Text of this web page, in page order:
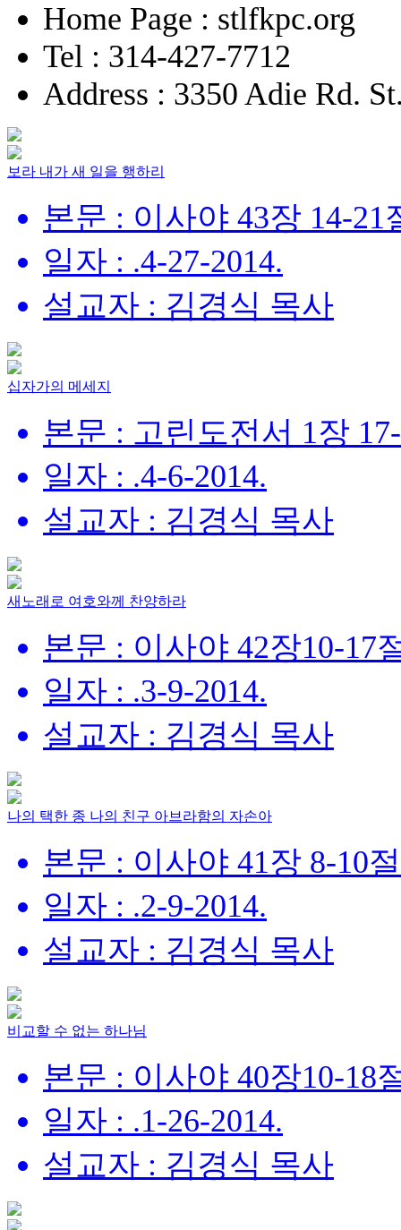
Home Page : stlfkpc.org
Tel : 314-427-7712
Address : 3350 Adie Rd.
보라 내가 새 일을 행하리
본문 : 이사야 43장 14-21
일자 : .4-27-2014.
설교자 : 김경식 목사
십자가의 메세지
본문 : 고린도전서 1장
일자 : .4-6-2014.
설교자 : 김경식 목사
새노래로 여호와께 찬양하라
본문 : 이사야 42장10-17
일자 : .3-9-2014.
설교자 : 김경식 목사
나의 택한 종 나의 친구 아브라함의 자손아
본문 : 이사야 41장 8-10절
일자 : .2-9-2014.
설교자 : 김경식 목사
비교할 수 없는 하나님
본문 : 이사야 40장10-18
일자 : .1-26-2014.
설교자 : 김경식 목사